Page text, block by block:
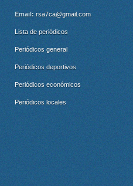
Email: rsa7ca@gmail.com
Lista de periódicos
Periódicos general
Periódicos deportivos
Periódicos económicos
Periódicos locales